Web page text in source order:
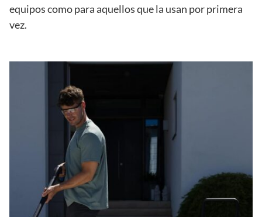
equipos como para aquellos que la usan por primera
vez.